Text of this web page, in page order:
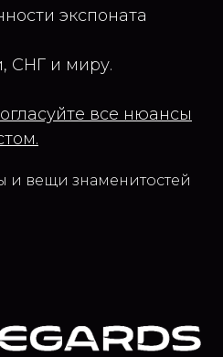
экспоната
СНГ и миру.
все нюансы
и вещи знаменитостей